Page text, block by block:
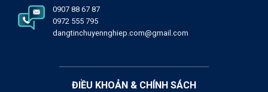
0907 88 67 87
0972 555 795
dangtinchuyennghiep.com@gmail.com
ĐIỀU KHOẢN & CHÍNH SÁCH